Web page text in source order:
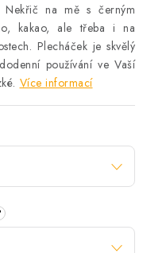
Nekřič na mě s černým
kakao, ale třeba i na
Plecháček je skvělý
používání ve Vaší
Více informací